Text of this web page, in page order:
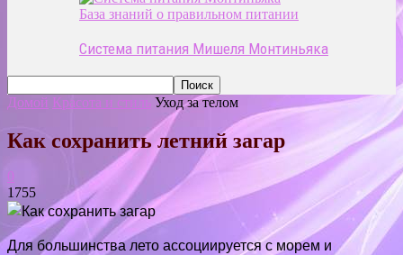
База знаний о правильном питании
Система питания Мишеля Монтиньяка
Домой Красота и стиль Уход за телом
Как сохранить летний загар
0
1755
Для большинства лето ассоциируется с морем и